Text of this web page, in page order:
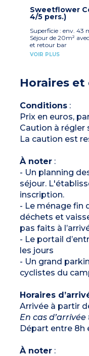
1 chambre avec 2
1 salle d'eau avec
Télévision
Terrasse couverte
Capacité max. 4
À noter : Draps et
participants inscrits
Sweetflower
4/5 pers.)
Superficie : env. 43
Séjour de 20m²
et retour bar
Cuisine équipée
1 chambre avec 2
1 salle d'eau avec
Télévision
Terrasse semi-
jardin
Capacité max. 4
VOIR PLUS
Horaires
Conditions:
Prix en euros,
Caution à régler
La caution est
À noter:
- Un planning
séjour.
inscription.
- Le ménage fin
déchets et
pas faits à
- Le portail
les jours
- Un grand
cyclistes du
Horaires
Arrivée à partir
En cas
Départ entre 8h
À noter: